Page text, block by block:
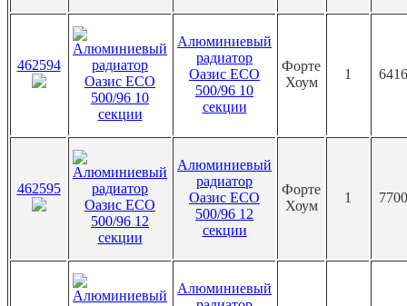
462594
Алюминиевый
радиатор
Оазис ECO
500/96 10
секции
Форте
Хоум
1
462595
Алюминиевый
радиатор
Оазис ECO
500/96 12
секции
Форте
Хоум
1
Алюминиевый